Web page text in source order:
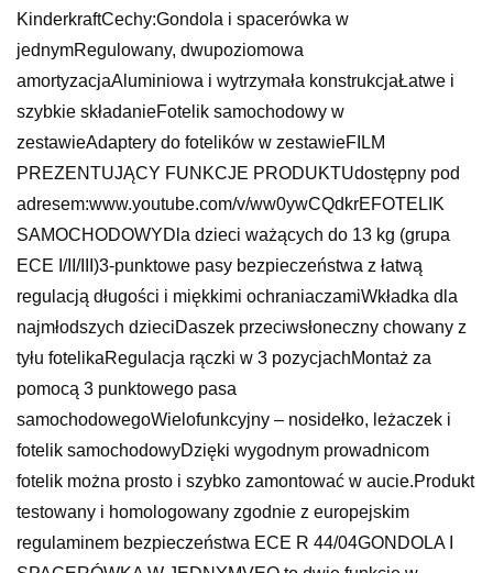
KinderkraftCechy:Gondola i spacerówka w
jednymRegulowany, dwupoziomowa
amortyzacjaAluminiowa i wytrzymała konstrukcjaŁatwe i
szybkie składanieFotelik samochodowy w
zestawieAdaptery do fotelików w zestawieFILM
PREZENTUJĄCY FUNKCJE PRODUKTUdostępny pod
adresem:www.youtube.com/v/ww0ywCQdkrEFOTELIK
SAMOCHODOWYDla dzieci ważących do 13 kg (grupa
ECE I/II/III)3-punktowe pasy bezpieczeństwa z łatwą
regulacją długości i miękkimi ochraniaczamiWkładka dla
najmłodszych dzieciDaszek przeciwsłoneczny chowany z
tyłu fotelikaRegulacja rączki w 3 pozycjachMontaż za
pomocą 3 punktowego pasa
samochodowegoWielofunkcyjny – nosidełko, leżaczek i
fotelik samochodowyDzięki wygodnym prowadnicom
fotelik można prosto i szybko zamontować w aucie.Produkt
testowany i homologowany zgodnie z europejskim
regulaminem bezpieczeństwa ECE R 44/04GONDOLA I